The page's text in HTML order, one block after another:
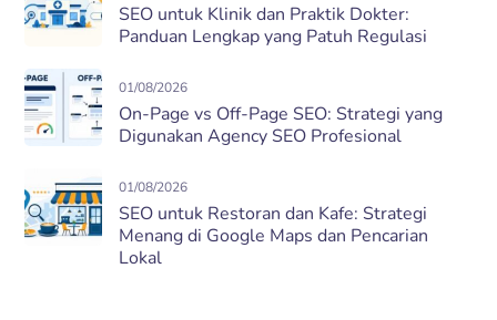
SEO untuk Klinik dan Praktik Dokter:
Panduan Lengkap yang Patuh Regulasi
01/08/2026
On-Page vs Off-Page SEO: Strategi yang
Digunakan Agency SEO Profesional
01/08/2026
SEO untuk Restoran dan Kafe: Strategi
Menang di Google Maps dan Pencarian
Lokal